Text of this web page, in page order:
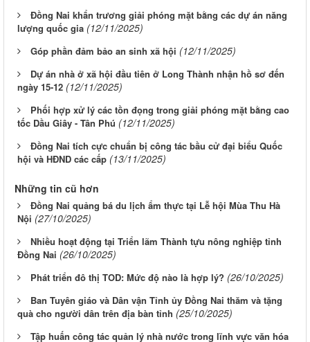
Đồng Nai khẩn trương giải phóng mặt bằng các dự án năng
lượng quốc gia (12/11/2025)
Góp phần đảm bảo an sinh xã hội (12/11/2025)
Dự án nhà ở xã hội đầu tiên ở Long Thành nhận hồ sơ đến
ngày 15-12 (12/11/2025)
Phối hợp xử lý các tồn đọng trong giải phóng mặt bằng cao
tốc Dầu Giây - Tân Phú (12/11/2025)
Đồng Nai tích cực chuẩn bị công tác bầu cử đại biểu Quốc
hội và HĐND các cấp (13/11/2025)
Những tin cũ hơn
Đồng Nai quảng bá du lịch ẩm thực tại Lễ hội Mùa Thu Hà
Nội (27/10/2025)
Nhiều hoạt động tại Triển lãm Thành tựu nông nghiệp tỉnh
Đồng Nai (26/10/2025)
Phát triển đô thị TOD: Mức độ nào là hợp lý? (26/10/2025)
Ban Tuyên giáo và Dân vận Tỉnh ủy Đồng Nai thăm và tặng
quà cho người dân trên địa bàn tỉnh (25/10/2025)
Tập huấn công tác quản lý nhà nước trong lĩnh vực văn hóa